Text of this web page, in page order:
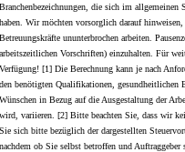
Branchenbezeichnungen, die sich im allgemeinen
haben. Wir möchten vorsorglich darauf
Betreuungskräfte ununterbrochen arbeiten.
arbeitszeitlichen Vorschriften) einzuhalten. Für
Verfügung! [1] Die Berechnung kann je nach
den benötigten Qualifikationen, gesundheitlichen
Wünschen in Bezug auf die Ausgestaltung der
wird, variieren. [2] Bitte beachten Sie, dass wir
Sie sich bitte bezüglich der dargestellten
nachdem ob Sie selbst betroffen und